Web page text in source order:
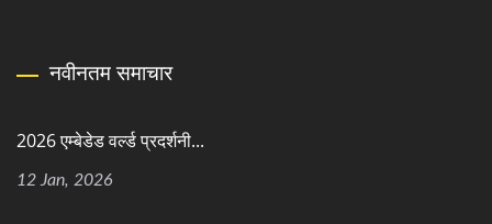
नवीनतम समाचार
2026 एम्बेडेड वर्ल्ड प्रदर्शनी...
12 Jan, 2026